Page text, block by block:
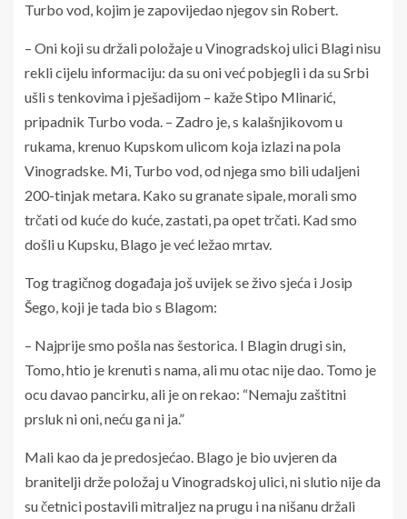
Turbo vod, kojim je zapovijedao njegov sin Robert.
– Oni koji su držali položaje u Vinogradskoj ulici Blagi nisu
rekli cijelu informaciju: da su oni već pobjegli i da su Srbi
ušli s tenkovima i pješadijom – kaže Stipo Mlinarić,
pripadnik Turbo voda. – Zadro je, s kalašnjikovom u
rukama, krenuo Kupskom ulicom koja izlazi na pola
Vinogradske. Mi, Turbo vod, od njega smo bili udaljeni
200-tinjak metara. Kako su granate sipale, morali smo
trčati od kuće do kuće, zastati, pa opet trčati. Kad smo
došli u Kupsku, Blago je već ležao mrtav.
Tog tragičnog događaja još uvijek se živo sjeća i Josip
Šego, koji je tada bio s Blagom:
– Najprije smo pošla nas šestorica. I Blagin drugi sin,
Tomo, htio je krenuti s nama, ali mu otac nije dao. Tomo je
ocu davao pancirku, ali je on rekao: “Nemaju zaštitni
prsluk ni oni, neću ga ni ja.”
Mali kao da je predosjećao. Blago je bio uvjeren da
branitelji drže položaj u Vinogradskoj ulici, ni slutio nije da
su četnici postavili mitraljez na prugu i na nišanu držali